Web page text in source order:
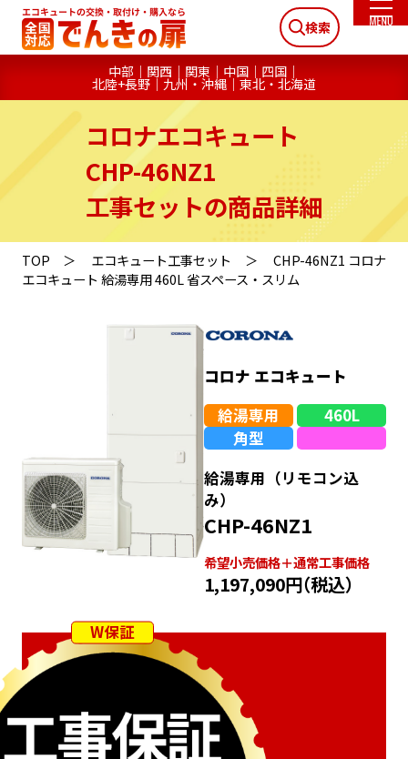
検索
中部 関西 関東 中国 四国
北陸+長野 九州・沖縄 東北・北海道
コロナエコキュート
CHP-46NZ1
工事セットの商品詳細
TOP エコキュート工事セット
CHP-46NZ1 コロナ
エコキュート 給湯専用 460L 省スペース・スリム
コロナ エコキュート
給湯専用
460L
角型
給湯専用（リモコン込
み）
CHP-46NZ1
希望⼩売価格＋通常⼯事価格
1,197,090円（税込）
W保証